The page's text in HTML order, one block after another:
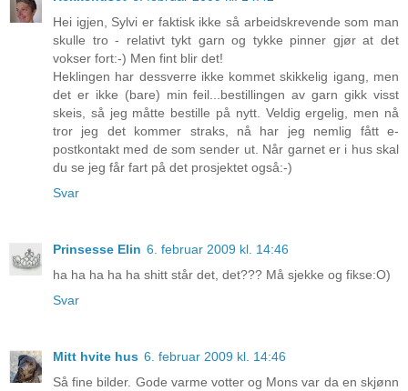
Hei igjen, Sylvi er faktisk ikke så arbeidskrevende som man
skulle tro - relativt tykt garn og tykke pinner gjør at det
vokser fort:-) Men fint blir det!
Heklingen har dessverre ikke kommet skikkelig igang, men
det er ikke (bare) min feil...bestillingen av garn gikk visst
skeis, så jeg måtte bestille på nytt. Veldig ergelig, men nå
tror jeg det kommer straks, nå har jeg nemlig fått e-
postkontakt med de som sender ut. Når garnet er i hus skal
du se jeg får fart på det prosjektet også:-)
Svar
Prinsesse Elin 6. februar 2009 kl. 14:46
ha ha ha ha ha shitt står det, det??? Må sjekke og fikse:O)
Svar
Mitt hvite hus 6. februar 2009 kl. 14:46
Så fine bilder. Gode varme votter og Mons var da en skjønn